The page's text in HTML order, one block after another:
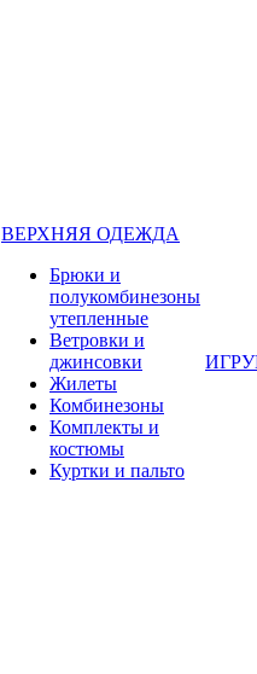
ВЕРХНЯЯ ОДЕЖДА
Брюки и
полукомбинезоны
утепленные
Ветровки и
джинсовки
Жилеты
Комбинезоны
Комплекты и
костюмы
Куртки и пальто